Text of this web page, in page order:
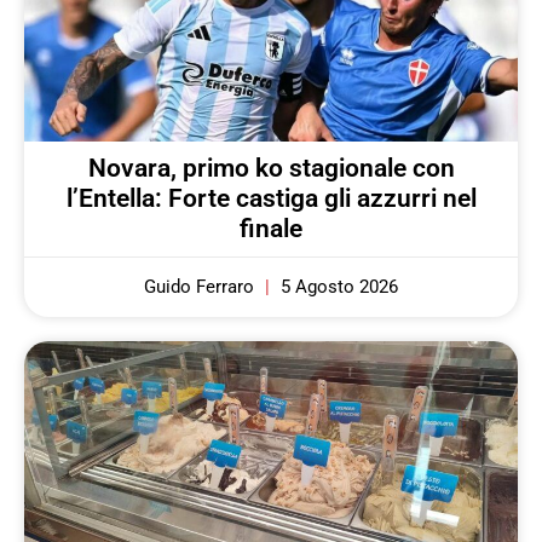
Novara, primo ko stagionale con
l’Entella: Forte castiga gli azzurri nel
finale
Guido Ferraro 5 Agosto 2026